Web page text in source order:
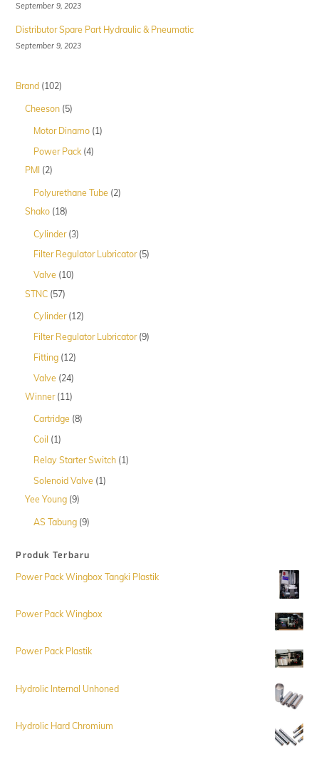
September 9, 2023
Distributor Spare Part Hydraulic & Pneumatic
September 9, 2023
Brand 102102
Cheeson 55
Motor Dinamo 11
Power Pack 44
PMI 22
Polyurethane Tube 22
Shako 1818
Cylinder 33
Filter Regulator Lubricator 55
Valve 1010
STNC 5757
Cylinder 1212
Filter Regulator Lubricator 99
Fitting 1212
Valve 2424
Produk
Winner 1111
Cartridge 88
Coil 11
Relay Starter Switch 11
Solenoid Valve 11
Yee Young 99
AS Tabung 99
Produk Terbaru
Power Pack Wingbox Tangki Plastik
Power Pack Wingbox
Power Pack Plastik
Hydrolic Internal Unhoned
Hydrolic Hard Chromium